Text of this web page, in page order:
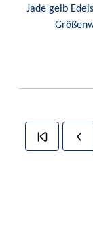
Jade gelb